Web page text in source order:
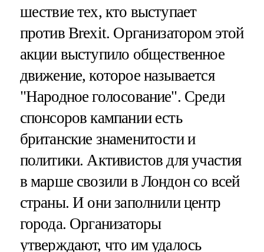
шествие тех, кто выступает
против Brexit. Организатором этой
акции выступило общественное
движение, которое называется
"Народное голосование". Среди
спонсоров кампании есть
британские знаменитости и
политики. Активистов для участия
в марше свозили в Лондон со всей
страны. И они заполнили центр
города. Организаторы
утверждают, что им удалось